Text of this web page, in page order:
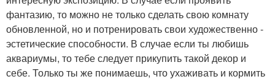
фантазию, то можно не только сделать свою комнату
обновленной, но и потренировать свои художественно -
эстетические способности. В случае если ты любишь
аквариумы, то тебе следует прикупить такой декор и
себе. Только ты же понимаешь, что ухаживать и кормить